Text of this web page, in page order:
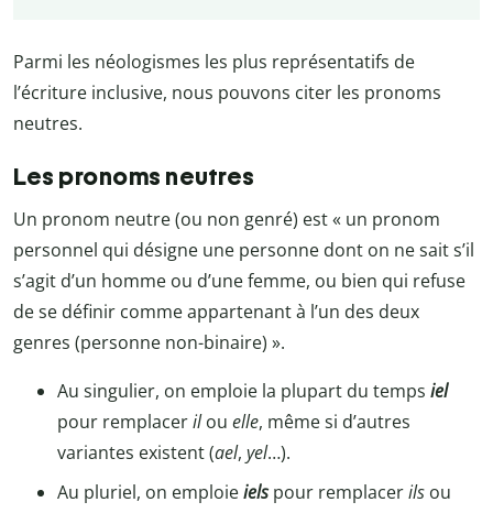
Parmi les néologismes les plus représentatifs de
l’écriture inclusive, nous pouvons citer les pronoms
neutres.
Les pronoms neutres
Un pronom neutre (ou non genré) est « un pronom
personnel qui désigne une personne dont on ne sait s’il
s’agit d’un homme ou d’une femme, ou bien qui refuse
de se définir comme appartenant à l’un des deux
genres (personne non-binaire) ».
Au singulier, on emploie la plupart du temps iel
pour remplacerilou elle, même si d’autres
variantes existent (ael, yel…).
Au pluriel, on emploieielspour remplacerils ou